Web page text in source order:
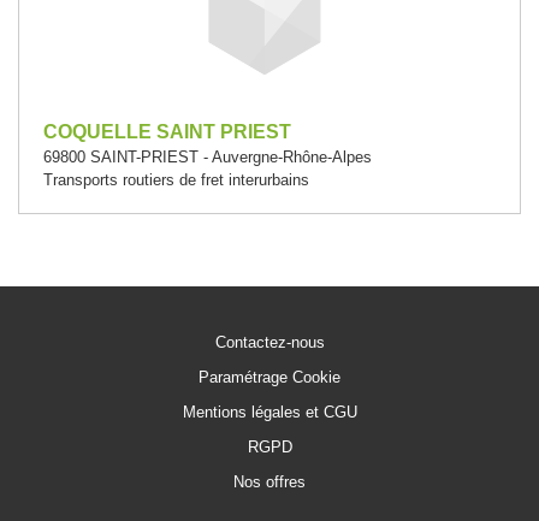
COQUELLE SAINT PRIEST
69800 SAINT-PRIEST - Auvergne-Rhône-Alpes
Transports routiers de fret interurbains
Contactez-nous
Paramétrage Cookie
Mentions légales et CGU
RGPD
Nos offres